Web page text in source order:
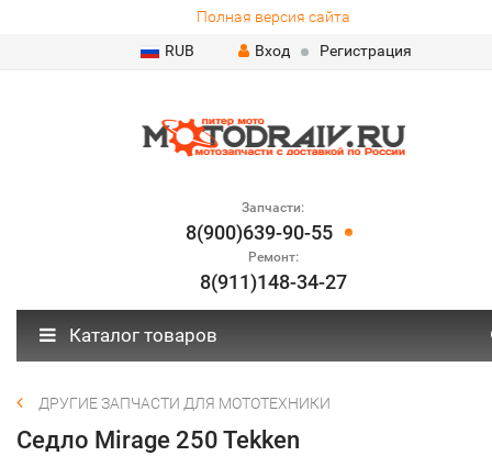
Полная версия сайта
RUB
Вход Регистрация
Запчасти:
8(900)639-90-55
Ремонт:
8(911)148-34-27
Каталог товаров
ДРУГИЕ ЗАПЧАСТИ ДЛЯ МОТОТЕХНИКИ
Седло Mirage 250 Tekken